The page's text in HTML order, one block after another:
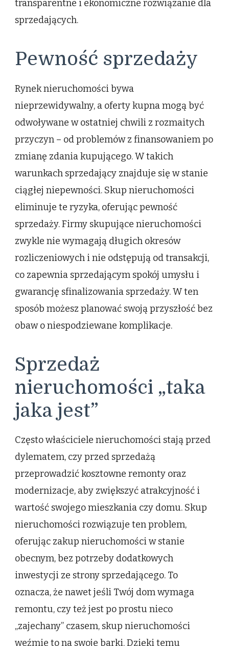
transparentne i ekonomiczne rozwiązanie dla
sprzedających.
Pewność sprzedaży
Rynek nieruchomości bywa
nieprzewidywalny, a oferty kupna mogą być
odwoływane w ostatniej chwili z rozmaitych
przyczyn – od problemów z finansowaniem po
zmianę zdania kupującego. W takich
warunkach sprzedający znajduje się w stanie
ciągłej niepewności. Skup nieruchomości
eliminuje te ryzyka, oferując pewność
sprzedaży. Firmy skupujące nieruchomości
zwykle nie wymagają długich okresów
rozliczeniowych i nie odstępują od transakcji,
co zapewnia sprzedającym spokój umysłu i
gwarancję sfinalizowania sprzedaży. W ten
sposób możesz planować swoją przyszłość bez
obaw o niespodziewane komplikacje.
Sprzedaż
nieruchomości „taka
jaka jest”
Często właściciele nieruchomości stają przed
dylematem, czy przed sprzedażą
przeprowadzić kosztowne remonty oraz
modernizacje, aby zwiększyć atrakcyjność i
wartość swojego mieszkania czy domu. Skup
nieruchomości rozwiązuje ten problem,
oferując zakup nieruchomości w stanie
obecnym, bez potrzeby dodatkowych
inwestycji ze strony sprzedającego. To
oznacza, że nawet jeśli Twój dom wymaga
remontu, czy też jest po prostu nieco
„zajechany” czasem, skup nieruchomości
weźmie to na swoje barki. Dzięki temu